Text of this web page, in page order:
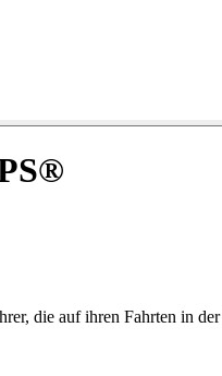
die auf ihren Fahrten in